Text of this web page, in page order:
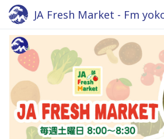
JA Fresh Market - Fm